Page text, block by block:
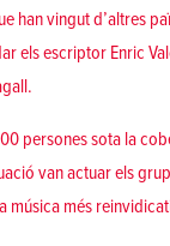
han vingut d’altres
els escriptor Enric
persones sota la
van actuar els
més